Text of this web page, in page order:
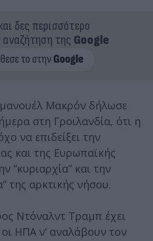
δες περισσότερο
αναζήτηση της Google
Μακρόν δήλωσε
στη Γροιλανδία, ότι η
να επιδείξει την
και της Ευρωπαϊκής
“κυριαρχία” και την
της αρκτικής νήσου.
Ντόναλντ Τραμπ έχει
ΗΠΑ ν’ αναλάβουν τον